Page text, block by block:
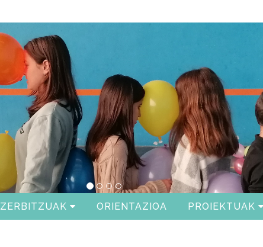
ZERBITZUAK ORIENTAZIOA PROIEKTUAK